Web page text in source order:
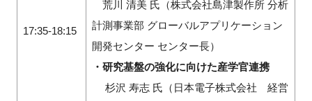
17:35-18:15
荒川 清美 氏（株式会社島津製作所 分析
計測事業部 グローバルアプリケーション
開発センター センター長）
・研究基盤の強化に向けた産学官連携
杉沢 寿志 氏（日本電子株式会社 経営